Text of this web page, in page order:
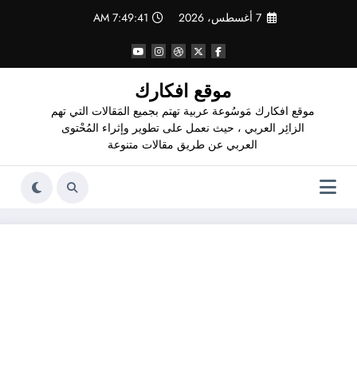
7 أغسطس، 2026 7:49:42 AM
موقع افكارك
موقع افكارك مَوسُوعة عربية تهتم بجميع المَقالات التي تهم
الزائِر العربي ، حيث نعمل على تطوير وإثراء المُحْتوى
العربي عن طريق مقالات متنوعة